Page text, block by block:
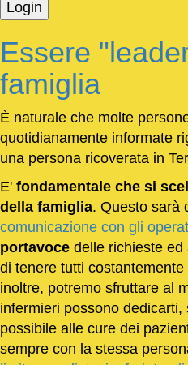
Essere
famiglia
È naturale che molte
quotidianamente informate
una persona ricoverata in
E' fondamentale che si
della famiglia. Questo sarà
comunicazione con gli
portavoce delle richieste
di tenere tutti
inoltre, potremo sfruttare al
infermieri possono
possibile alle cure dei
sempre con la stessa